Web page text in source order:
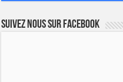
Suivez nous sur Facebook